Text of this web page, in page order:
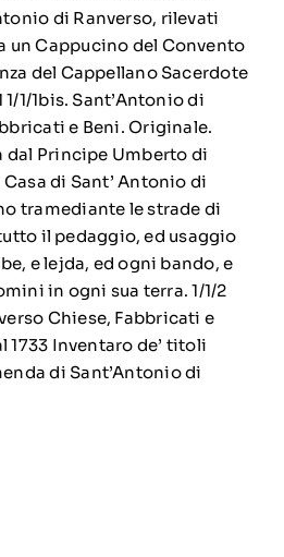
di Ranverso, rilevati
un Cappucino del Convento
del Cappellano Sacerdote
1/1bis. Sant’Antonio di
e Beni. Originale.
dal Principe Umberto di
di Sant’ Antonio di
tramediante le strade di
il pedaggio, ed usaggio
e lejda, ed ogni bando, e
in ogni sua terra. 1/1/2
Chiese, Fabbricati e
1733 Inventaro de’ titoli
di Sant’Antonio di